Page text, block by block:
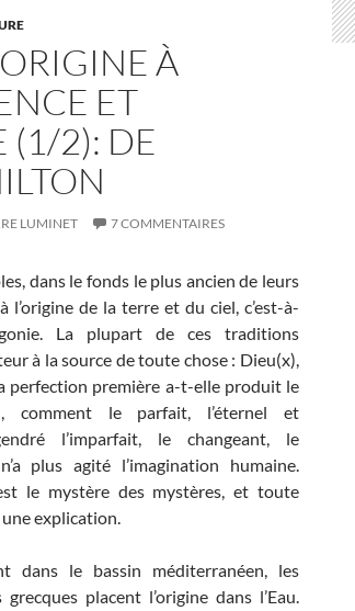
À
ET
(1/2): DE
LUMINET 7 COMMENTAIRES
dans le fonds le plus ancien de leurs
de la terre et du ciel, c’est-à-
La plupart de ces traditions
à la source de toute chose : Dieu(x),
perfection première a-t-elle produit le
comment le parfait, l’éternel et
l’imparfait, le changeant, le
plus agité l’imagination humaine.
le mystère des mystères, et toute
explication.
dans le bassin méditerranéen, les
placent l’origine dans l’Eau.